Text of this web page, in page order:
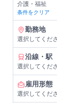
介護・福祉
条件をクリア
勤務地
選択してくだ
沿線・駅
選択してくだ
雇用形態
選択してくだ